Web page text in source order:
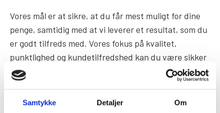
Samtykke Detaljer Om
Vores mål er at sikre, at du får mest muligt for dine
penge, samtidig med at vi leverer et resultat, som du
er godt tilfreds med. Vores fokus på kvalitet,
punktlighed og kundetilfredshed kan du være sikker
på, at du får en løsning, der både er holdbar og til en
god pris.
Lad os hjælpe dig med at realisere dine boligdrømme